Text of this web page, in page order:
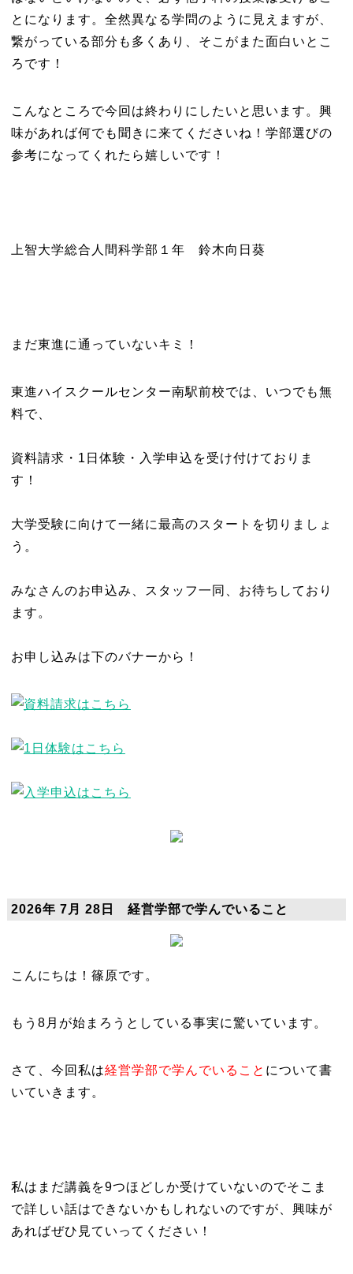
とになります。全然異なる学問のように見えますが、
繋がっている部分も多くあり、そこがまた面白いとこ
ろです！
こんなところで今回は終わりにしたいと思います。興
味があれば何でも聞きに来てくださいね！学部選びの
参考になってくれたら嬉しいです！
上智大学総合人間科学部１年 鈴木向日葵
まだ東進に通っていないキミ！
東進ハイスクールセンター南駅前校では、いつでも無
料で、
資料請求・1日体験・入学申込を受け付けておりま
す！
大学受験に向けて一緒に最高のスタートを切りましょ
う。
みなさんのお申込み、スタッフ一同、お待ちしており
ます。
お申し込みは下のバナーから！
2026年 7月 28日 経営学部で学んでいること
こんにちは！篠原です。
もう8月が始まろうとしている事実に驚いています。
さて、今回私は経営学部で学んでいること について書
いていきます。
私はまだ講義を9つほどしか受けていないのでそこま
で詳しい話はできないかもしれないのですが、興味が
あればぜひ見ていってください！